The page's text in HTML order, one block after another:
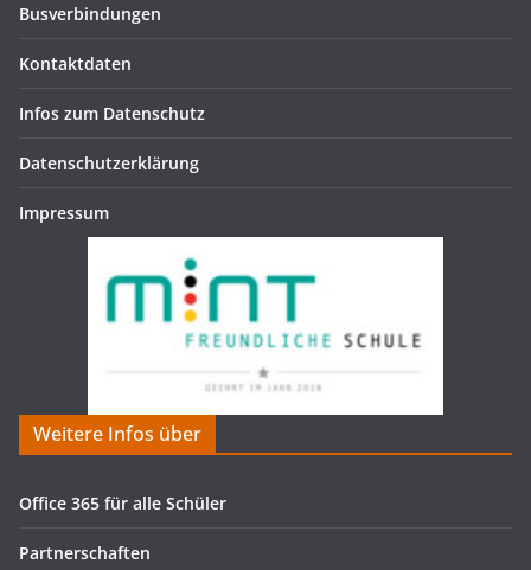
Busverbindungen
Kontaktdaten
Infos zum Datenschutz
Datenschutzerklärung
Impressum
Weitere Infos über
Office 365 für alle Schüler
Partnerschaften